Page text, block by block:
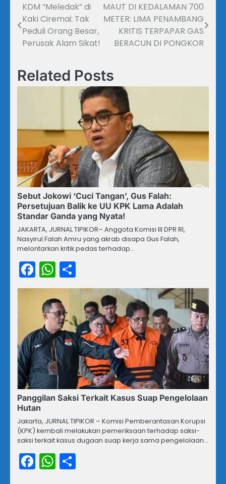
Navigasi
pos
KDM “Meledak” di
Kaki Ciremai: Tak
Peduli Orang Besar,
Perusak Alam Sikat!
MAUT DI KEDALAMAN 700
METER: LIMA PENAMBANG
KRITIS TERPAPAR GAS
BERACUN DI PONGKOR
Related Posts
Sebut Jokowi ‘Cuci Tangan’, Gus Falah:
Persetujuan Balik ke UU KPK Lama Adalah
Standar Ganda yang Nyata!
JAKARTA, JURNAL TIPIKOR– Anggota Komisi III DPR RI,
Nasyirul Falah Amru yang akrab disapa Gus Falah,
melontarkan kritik pedas terhadap…
Facebook
WhatsApp
Panggilan Saksi Terkait Kasus Suap Pengelolaan
Hutan
Jakarta, JURNAL TIPIKOR – Komisi Pemberantasan Korupsi
(KPK) kembali melakukan pemeriksaan terhadap saksi-
saksi terkait kasus dugaan suap kerja sama pengelolaan…
Facebook
WhatsApp